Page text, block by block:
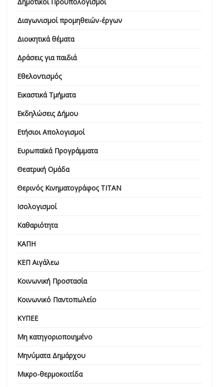
Διαγωνισμοί προμηθειών-έργων
Διοικητικά θέματα
Δράσεις για παιδιά
Εθελοντισμός
Εικαστικά Τμήματα
Εκδηλώσεις Δήμου
Ετήσιοι Απολογισμοί
Ευρωπαϊκά Προγράμματα
Θεατρική Ομάδα
Θερινός Κινηματογράφος ΤΙΤΑΝ
Ισολογισμοί
Καθαριότητα
ΚΑΠΗ
ΚΕΠ Αιγάλεω
Κοινωνική Προστασία
Κοινωνικό Παντοπωλείο
ΚΥΠΕΕ
Μη κατηγοριοποιημένο
Μηνύματα Δημάρχου
Μικρο-θερμοκοιτίδα